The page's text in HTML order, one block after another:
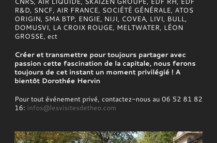
R&D, SNCF, AIR FRANCE, SOCIÉTÉ GÉNÉRALE, ATOS
ORIGIN, SMA BTP, ENGIE, NIJI, COVEA, LIVI, BULL,
DOMUSVI, LA CROIX ROUGE, MELTWATER, LÉON
GROSSE, ect
Créer et transmettre pour toujours partager avec
passion cette fascination de la capitale, nous ferons
toujours de cet instant un moment privilégié ! A
bientôt Dorothée Hervin
Pour tout événement privé, contactez-nous au 06 52 81 82
16: infos@lesvisitesdetheo.com